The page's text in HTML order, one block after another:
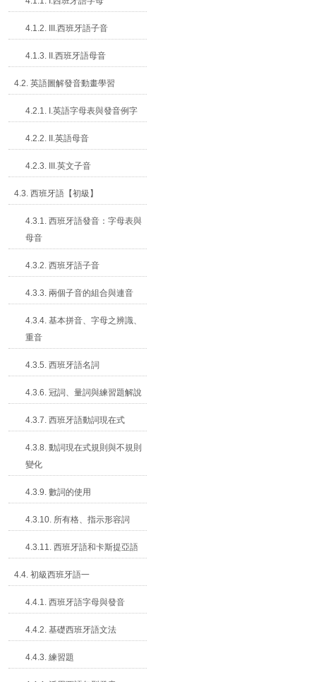
4.1.2. III.西班牙語子音
4.1.3. II.西班牙語母音
4.2. 英語圖解發音動畫學習
4.2.1. I.英語字母表與發音例字
4.2.2. II.英語母音
4.2.3. III.英文子音
4.3. 西班牙語【初級】
4.3.1. 西班牙語發音：字母表與
母音
4.3.2. 西班牙語子音
4.3.3. 兩個子音的組合與連音
4.3.4. 基本拼音、字母之辨識、
重音
4.3.5. 西班牙語名詞
4.3.6. 冠詞、量詞與練習題解說
4.3.7. 西班牙語動詞現在式
4.3.8. 動詞現在式規則與不規則
變化
4.3.9. 數詞的使用
4.3.10. 所有格、指示形容詞
4.3.11. 西班牙語和卡斯提亞語
4.4. 初級西班牙語一
4.4.1. 西班牙語字母與發音
4.4.2. 基礎西班牙語文法
4.4.3. 練習題